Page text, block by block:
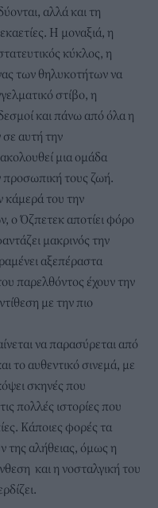
αλλά και τη
Η μοναξιά, η
κύκλος, η
των θηλυκοτήτων να
στίβο, η
και πάνω από όλα η
αυτή την
μια ομάδα
προσωπική τους ζωή.
κάμερά του την
ο Όζπετεκ αποτίει φόρο
μακρινός την
αξεπέραστα
παρελθόντος έχουν την
με την πιο
να παρασύρεται από
το αυθεντικό σινεμά, με
σκηνές που
πολλές ιστορίες που
Κάποιες φορές τα
της αλήθειας, όμως η
και η νοσταλγική του